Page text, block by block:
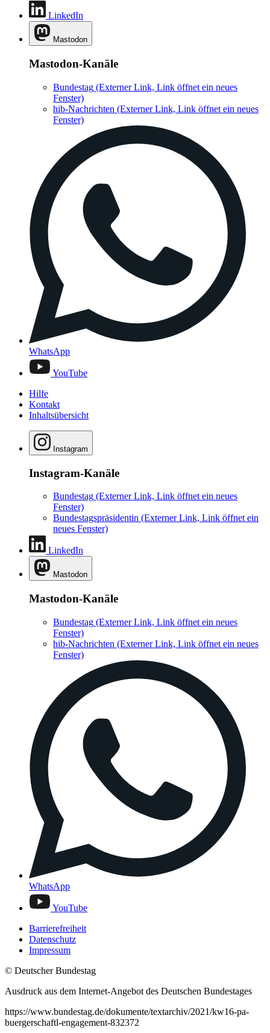
LinkedIn
Mastodon
Mastodon-Kanäle
Bundestag (Externer Link, Link öffnet ein neues
Fenster)
hib-Nachrichten (Externer Link, Link öffnet ein neues
Fenster)
WhatsApp
YouTube
Hilfe
Kontakt
Inhaltsübersicht
Instagram
Instagram-Kanäle
Bundestag (Externer Link, Link öffnet ein neues
Fenster)
Bundestagspräsidentin (Externer Link, Link öffnet ein
neues Fenster)
LinkedIn
Mastodon
Mastodon-Kanäle
Bundestag (Externer Link, Link öffnet ein neues
Fenster)
hib-Nachrichten (Externer Link, Link öffnet ein neues
Fenster)
WhatsApp
YouTube
Barrierefreiheit
Datenschutz
Impressum
© Deutscher Bundestag
Ausdruck aus dem Internet-Angebot des Deutschen Bundestages
https://www.bundestag.de/dokumente/textarchiv/2021/kw16-pa-
buergerschaftl-engagement-832372